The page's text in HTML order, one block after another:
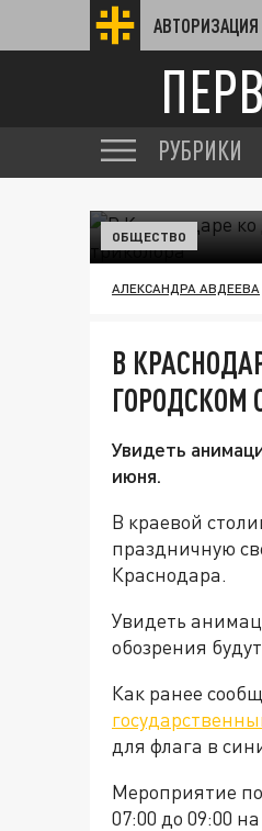
АВТОРИЗАЦИЯ
РУБРИКИ
ОБЩЕСТВО
АЛЕКСАНДРА АВДЕЕВА
В
ГОРОДСКОМ
Увидеть
июня.
В краевой
праздничную
Краснодара.
Увидеть
обозрения
Как ранее
для флага в
Мероприятие
07:00 до 09:00